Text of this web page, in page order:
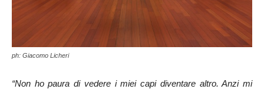
ph: Giacomo Licheri
“Non ho paura di vedere i miei capi diventare altro.Anzi mi